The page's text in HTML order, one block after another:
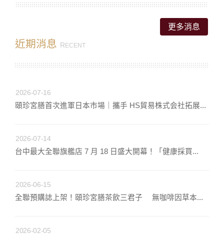
更多消息
近期消息 R ECENT
2026-07-16
頤珍宮膳首次進軍日本市場｜攜手 HS貿易株式会社拓展...
2026-07-14
台中最大全聯旗艦店 7 月 18 日盛大開幕！「健康採買...
2026-06-15
全聯預購誌上架！頤珍宮膳茶飲三君子 無咖啡因草本...
2026-02-05